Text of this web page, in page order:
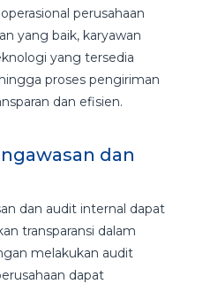
perusahaan
yang baik, karyawan
yang tersedia
proses pengiriman
dan efisien.
dan
dan audit internal dapat
transparansi dalam
melakukan audit
dapat